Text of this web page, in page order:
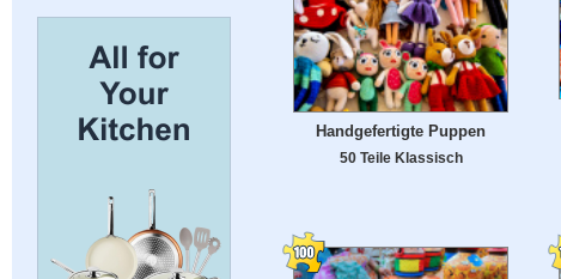
Handgefertigte Puppen
50 Teile Klassisch